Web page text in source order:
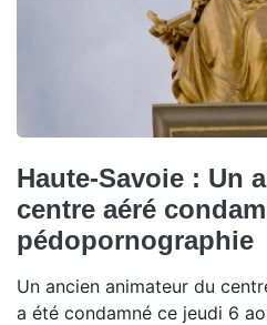
Haute-Savoie : Un
centre aéré
pédopornographie
Un ancien animateur du
a été condamné ce jeudi 6